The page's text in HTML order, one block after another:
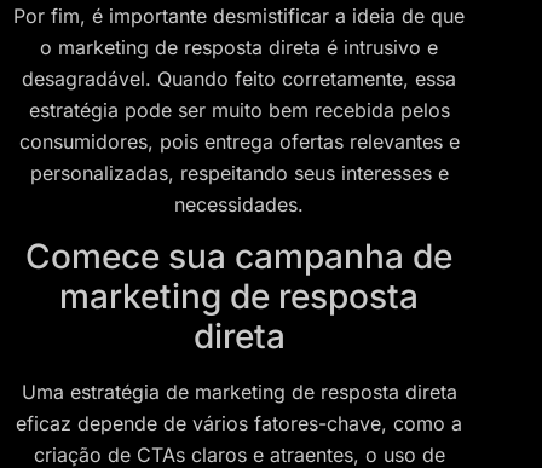
Por fim, é importante desmistificar a ideia de que
o marketing de resposta direta é intrusivo e
desagradável. Quando feito corretamente, essa
estratégia pode ser muito bem recebida pelos
consumidores, pois entrega ofertas relevantes e
personalizadas, respeitando seus interesses e
necessidades.
Comece sua campanha de
marketing de resposta
direta
Uma estratégia de marketing de resposta direta
eficaz depende de vários fatores-chave, como a
criação de CTAs claros e atraentes, o uso de